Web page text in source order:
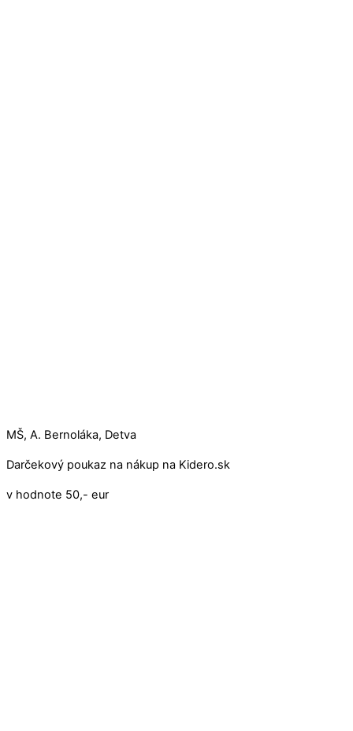
MŠ, A. Bernoláka, Detva
Darčekový poukaz na nákup na Kidero.sk
v hodnote 50,- eur